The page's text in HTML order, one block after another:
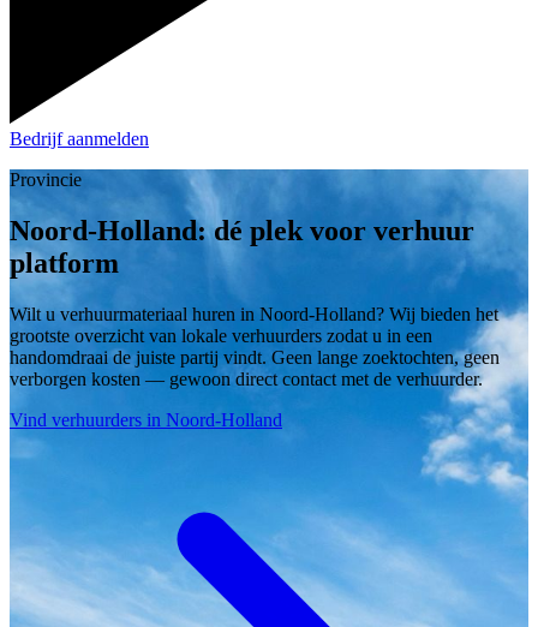
Bedrijf aanmelden
Provincie
Noord-Holland: dé plek voor verhuur
platform
Wilt u verhuurmateriaal huren in Noord-Holland? Wij bieden het
grootste overzicht van lokale verhuurders zodat u in een
handomdraai de juiste partij vindt. Geen lange zoektochten, geen
verborgen kosten — gewoon direct contact met de verhuurder.
Vind verhuurders in Noord-Holland